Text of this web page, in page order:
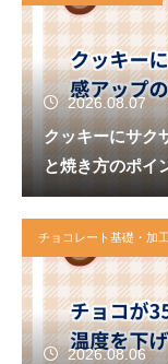
2026.08.07
クッキーにサク
と焼き方のポイ
チョコレート基礎・加工
2026.08.06